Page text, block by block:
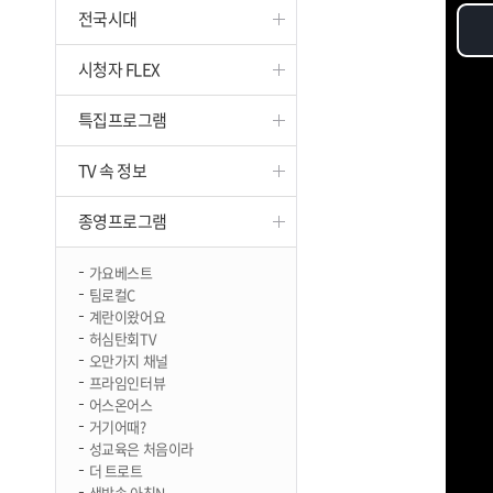
전국시대
시청자 FLEX
특집프로그램
TV 속 정보
종영프로그램
가요베스트
팀로컬C
계란이왔어요
허심탄회TV
오만가지 채널
프라임인터뷰
어스온어스
거기어때?
성교육은 처음이라
더 트로트